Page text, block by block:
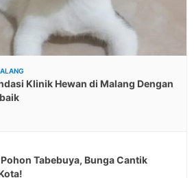
Klinik Hewan di Malang Dengan
Tabebuya, Bunga Cantik